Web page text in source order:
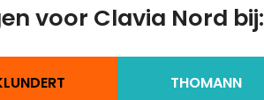
voor Clavia Nord bij:
THOMANN